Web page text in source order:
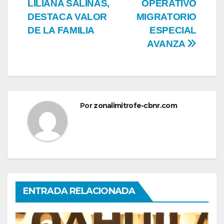
de
entradas
OPERATIVO
MIGRATORIO
ESPECIAL
AVANZA
LILIANA SALINAS,
DESTACA VALOR
DE LA FAMILIA
Porzonalimitrofe-cbnr.com
ENTRADA RELACIONADA